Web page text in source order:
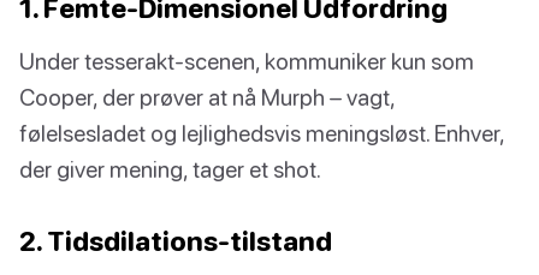
1. Femte-Dimensionel Udfordring
Under tesserakt-scenen, kommuniker kun som
Cooper, der prøver at nå Murph – vagt,
følelsesladet og lejlighedsvis meningsløst. Enhver,
der giver mening, tager et shot.
2. Tidsdilations-tilstand